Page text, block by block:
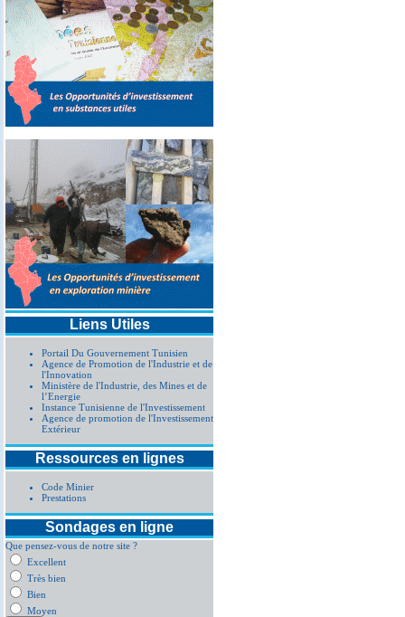
Liens Utiles
Portail Du Gouvernement Tunisien
Agence de Promotion de l'Industrie et de
l'Innovation
Ministère de l'Industrie, des Mines et de
l’Energie
Instance Tunisienne de l'Investissement
Agence de promotion de l'Investissement
Extérieur
Ressources en lignes
Code Minier
Prestations
Sondages en ligne
Que pensez-vous de notre site ?
Excellent
Très bien
Bien
Moyen